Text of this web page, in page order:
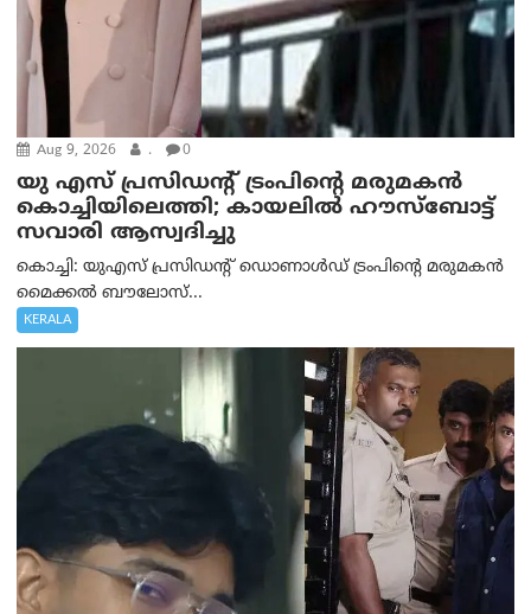
Aug 9, 2026 . 0
യു എസ് പ്രസിഡന്റ് ട്രംപിന്റെ മരുമകൻ
കൊച്ചിയിലെത്തി; കായലിൽ ഹൗസ്ബോട്ട്
സവാരി ആസ്വദിച്ചു
കൊച്ചി: യുഎസ് പ്രസിഡന്റ് ഡൊണാൾഡ് ട്രംപിന്റെ മരുമകൻ
മൈക്കൽ ബൗലോസ്...
KERALA